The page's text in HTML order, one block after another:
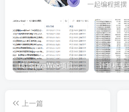
一起编程摇摆
161套javaWeb项目源码免费分享
上一篇